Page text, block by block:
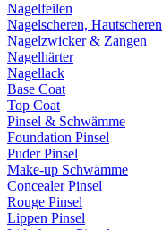
Nagelfeilen
Nagelscheren, Hautscheren
Nagelzwicker & Zangen
Nagelhärter
Nagellack
Base Coat
Top Coat
Pinsel & Schwämme
Foundation Pinsel
Puder Pinsel
Make-up Schwämme
Concealer Pinsel
Rouge Pinsel
Lippen Pinsel